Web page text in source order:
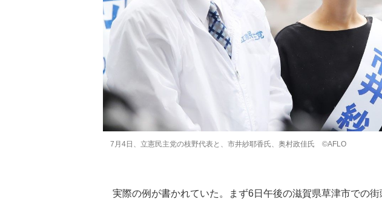
7月4日、立憲民主党の枝野代表と、市井紗耶香氏、奥村政佳氏 ©AFLO
実際の例が書かれていた。まず6日午後の滋賀県草津市での街